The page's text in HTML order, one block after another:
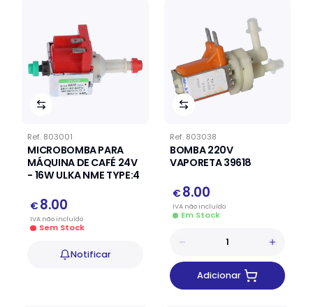
Ref. 803001
MICROBOMBA PARA
MÁQUINA DE CAFÉ 24V
- 16W ULKA NME TYPE:4
€ 8.00
IVA nãoincluído
Sem Stock
Notificar
Ref. 803038
BOMBA 220V
VAPORETA 39618
€ 8.00
IVA nãoincluído
Em Stock
Adicionar